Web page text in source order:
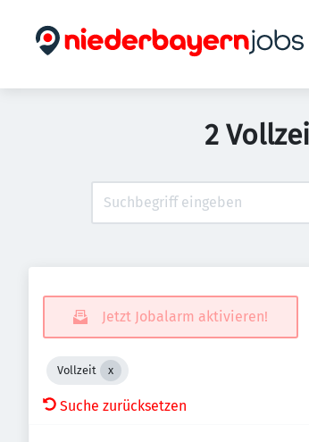
2
Jetzt Jobalarm aktivieren!
Vollzeit
Suche zurücksetzen